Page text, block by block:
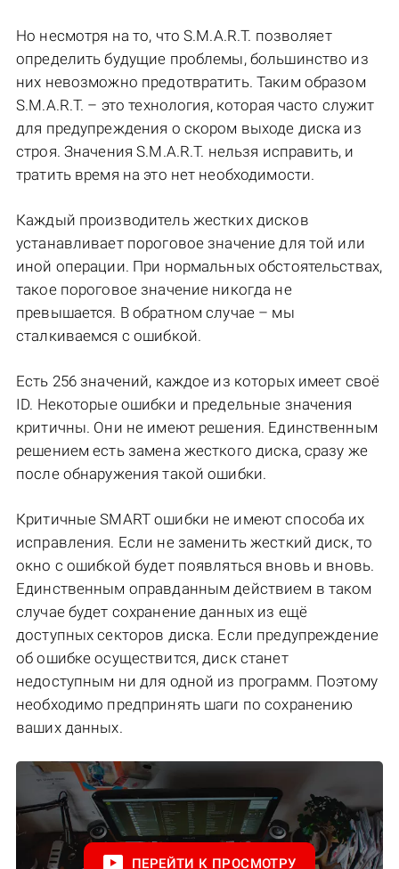
Но несмотря на то, что S.M.A.R.T. позволяет
определить будущие проблемы, большинство из
них невозможно предотвратить. Таким образом
S.M.A.R.T. – это технология, которая часто служит
для предупреждения о скором выходе диска из
строя. Значения S.M.A.R.T. нельзя исправить, и
тратить время на это нет необходимости.
Каждый производитель жестких дисков
устанавливает пороговое значение для той или
иной операции. При нормальных обстоятельствах,
такое пороговое значение никогда не
превышается. В обратном случае – мы
сталкиваемся с ошибкой.
Есть 256 значений, каждое из которых имеет своё
ID. Некоторые ошибки и предельные значения
критичны. Они не имеют решения. Единственным
решением есть замена жесткого диска, сразу же
после обнаружения такой ошибки.
Критичные SMART ошибки не имеют способа их
исправления. Если не заменить жесткий диск, то
окно с ошибкой будет появляться вновь и вновь.
Единственным оправданным действием в таком
случае будет сохранение данных из ещё
доступных секторов диска. Если предупреждение
об ошибке осуществится, диск станет
недоступным ни для одной из программ. Поэтому
необходимо предпринять шаги по сохранению
ваших данных.
ПЕРЕЙТИ К ПРОСМОТРУ